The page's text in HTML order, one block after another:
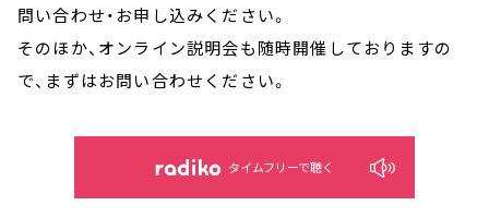
問い合わせ・お申し込みください。
そのほか、オンライン説明会も随時開催しておりますの
で、まずはお問い合わせください。
タイムフリーで聴く